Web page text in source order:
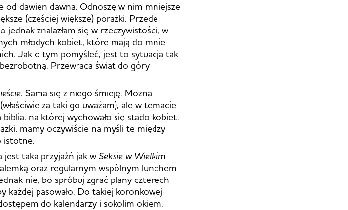
dawien dawna. Odnoszę w nim mniejsze
(częściej większe) porażki. Przede
jednak znalazłam się w rzeczywistości, w
młodych kobiet, które mają do mnie
Jak o tym pomyśleć, jest to sytuacja tak
Przewraca świat do góry
. Sama się z niego śmieję. Można
za taki go uważam), ale w temacie
na której wychowało się stado kobiet.
mamy oczywiście na myśli te między
istotne.
jest taka przyjaźń jak w Seksie w Wielkim
oraz regularnym wspólnym lunchem
nie, bo spróbuj zgrać plany czterech
każdej pasowało. Do takiej koronkowej
do kalendarzy i sokolim okiem.